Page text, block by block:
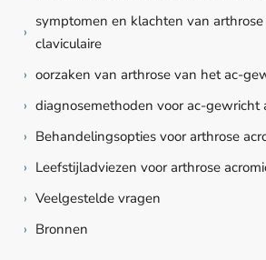
›
symptomen en klachten van arthrose
claviculaire
› oorzaken van arthrose van het ac-
› diagnosemethoden voor ac-gewricht
› Behandelingsopties voor arthrose
› Leefstijladviezen voor arthrose
› Veelgestelde vragen
› Bronnen